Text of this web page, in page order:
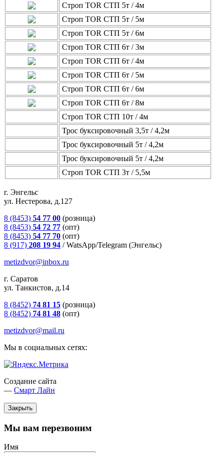
Строп TOR СТП 5т / 4м
Строп TOR СТП 5т / 5м
Строп TOR СТП 5т / 6м
Строп TOR СТП 6т / 3м
Строп TOR СТП 6т / 4м
Строп TOR СТП 6т / 5м
Строп TOR СТП 6т / 6м
Строп TOR СТП 6т / 8м
Строп TOR СТП 10т / 4м
Трос буксировочный 3,5т / 4,2м
Трос буксировочный 5т / 4,2м
Трос буксировочный 5т / 4,2м
Строп TOR СТП 3т / 5,5м
г. Энгельс
ул. Нестерова, д.127
8 (8453) 54 77 00 (розница)
8 (8453) 54 72 77 (опт)
8 (8453) 54 77 70 (опт)
8 (917) 208 19 94 /WatsApp/Telegram (Энгельс)
metizdvor@inbox.ru
г. Саратов
ул. Танкистов, д.14
8 (8452) 74 81 15 (розница)
8 (8452) 74 81 48 (опт)
metizdvor@mail.ru
Мы в социальных сетях:
Создание сайта
— Смарт Лайн
Закрыть
Мы вам перезвоним
Имя